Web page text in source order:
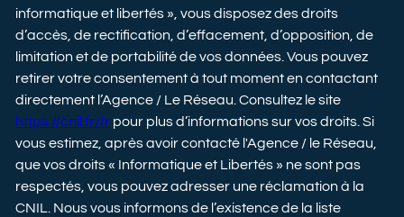
informatique et libertés », vous disposez des droits
d’accès, de rectification, d’effacement, d’opposition, de
limitation et de portabilité de vos données. Vous pouvez
retirer votre consentement à tout moment en contactant
directement l’Agence / Le Réseau. Consultez le site
https://cnil.fr/fr pour plus d’informations sur vos droits. Si
vous estimez, après avoir contacté l'Agence / le Réseau,
que vos droits « Informatique et Libertés » ne sont pas
respectés, vous pouvez adresser une réclamation à la
CNIL. Nous vous informons de l’existence de la liste